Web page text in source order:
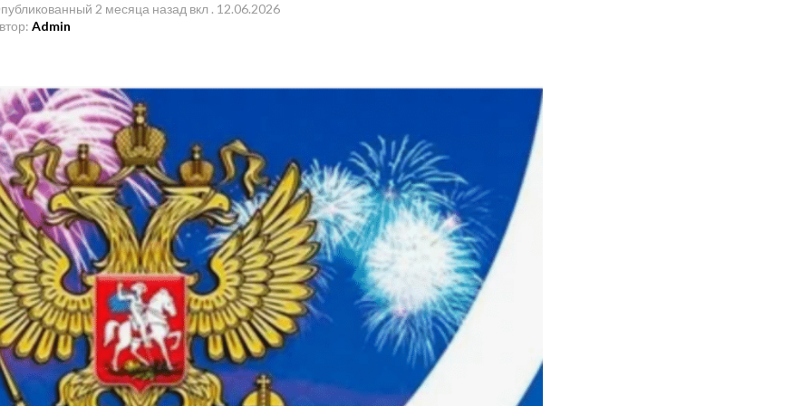
2 месяца назад вкл . 12.06.2026
Admin